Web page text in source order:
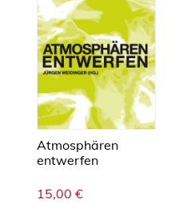
Atmosphären
entwerfen
15,00 €